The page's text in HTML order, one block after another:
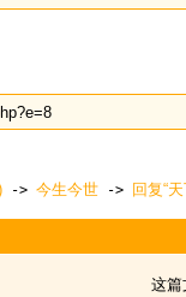
-> 今生今世 -> 回复“
这篇